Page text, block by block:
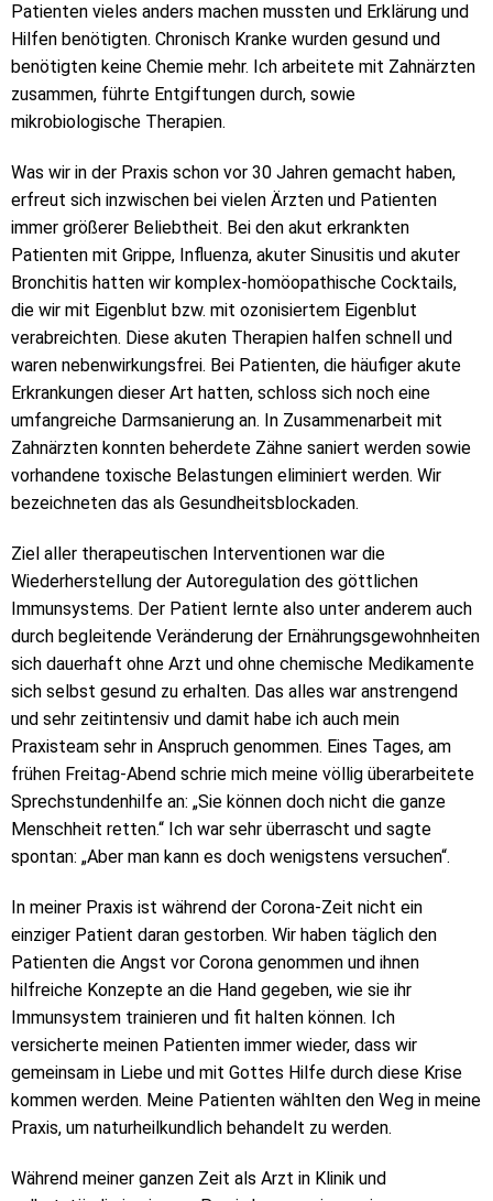
Patienten vieles anders machen mussten und Erklärung und
Hilfen benötigten. Chronisch Kranke wurden gesund und
benötigten keine Chemie mehr. Ich arbeitete mit Zahnärzten
zusammen, führte Entgiftungen durch, sowie
mikrobiologische Therapien.
Was wir in der Praxis schon vor 30 Jahren gemacht haben,
erfreut sich inzwischen bei vielen Ärzten und Patienten
immer größerer Beliebtheit. Bei den akut erkrankten
Patienten mit Grippe, Influenza, akuter Sinusitis und akuter
Bronchitis hatten wir komplex-homöopathische Cocktails,
die wir mit Eigenblut bzw. mit ozonisiertem Eigenblut
verabreichten. Diese akuten Therapien halfen schnell und
waren nebenwirkungsfrei. Bei Patienten, die häufiger akute
Erkrankungen dieser Art hatten, schloss sich noch eine
umfangreiche Darmsanierung an. In Zusammenarbeit mit
Zahnärzten konnten beherdete Zähne saniert werden sowie
vorhandene toxische Belastungen eliminiert werden. Wir
bezeichneten das als Gesundheitsblockaden.
Ziel aller therapeutischen Interventionen war die
Wiederherstellung der Autoregulation des göttlichen
Immunsystems. Der Patient lernte also unter anderem auch
durch begleitende Veränderung der Ernährungsgewohnheiten
sich dauerhaft ohne Arzt und ohne chemische Medikamente
sich selbst gesund zu erhalten. Das alles war anstrengend
und sehr zeitintensiv und damit habe ich auch mein
Praxisteam sehr in Anspruch genommen. Eines Tages, am
frühen Freitag-Abend schrie mich meine völlig überarbeitete
Sprechstundenhilfe an: „Sie können doch nicht die ganze
Menschheit retten.“ Ich war sehr überrascht und sagte
spontan: „Aber man kann es doch wenigstens versuchen“.
In meiner Praxis ist während der Corona-Zeit nicht ein
einziger Patient daran gestorben. Wir haben täglich den
Patienten die Angst vor Corona genommen und ihnen
hilfreiche Konzepte an die Hand gegeben, wie sie ihr
Immunsystem trainieren und fit halten können. Ich
versicherte meinen Patienten immer wieder, dass wir
gemeinsam in Liebe und mit Gottes Hilfe durch diese Krise
kommen werden. Meine Patienten wählten den Weg in meine
Praxis, um naturheilkundlich behandelt zu werden.
Während meiner ganzen Zeit als Arzt in Klinik und